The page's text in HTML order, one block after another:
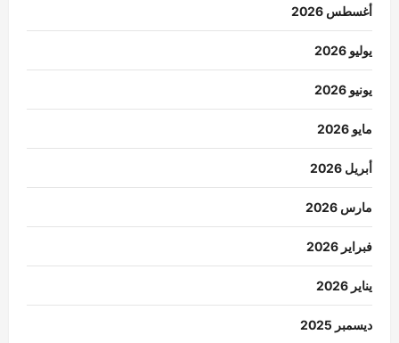
أغسطس 2026
يوليو 2026
يونيو 2026
مايو 2026
أبريل 2026
مارس 2026
فبراير 2026
يناير 2026
ديسمبر 2025